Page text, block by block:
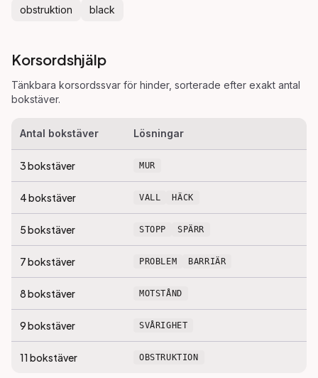
obstruktion
black
Korsordshjälp
Tänkbara korsordssvar för hinder, sorterade efter exakt antal
bokstäver.
Antal bokstäver Lösningar
3bokstäver MUR
4bokstäver VALL HÄCK
5bokstäver STOPP SPÄRR
7bokstäver PROBLEM BARRIÄR
8bokstäver MOTSTÅND
9bokstäver SVÅRIGHET
11 bokstäver OBSTRUKTION